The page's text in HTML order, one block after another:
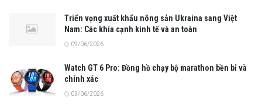
Triển vọng xuất khẩu nông sản Ukraina sang Việt
Nam: Các khía cạnh kinh tế và an toàn
09/06/2026
Watch GT 6 Pro: Đồng hồ chạy bộ marathon bền bỉ và
chính xác
03/06/2026